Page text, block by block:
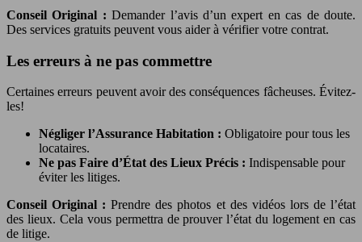
Conseil Original :Demander l’avis d’un expert en cas de doute.
Des services gratuits peuvent vous aider à vérifier votre contrat.
Les erreurs à ne pas commettre
Certaines erreurs peuvent avoir des conséquences fâcheuses. Évitez-
les!
Négliger l’Assurance Habitation : Obligatoire pour tous les
locataires.
Ne pas Faire d’État des Lieux Précis : Indispensable pour
éviter les litiges.
Conseil Original :Prendre des photos et des vidéos lors de l’état
des lieux. Cela vous permettra de prouver l’état du logement en cas
de litige.